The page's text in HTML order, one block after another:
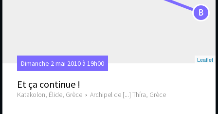
B
Leaflet
Dimanche 2 mai 2010 à 19h00
Et ça continue !
Katakolon, Élide, Grèce › Archipel de [...] Thíra, Grèce